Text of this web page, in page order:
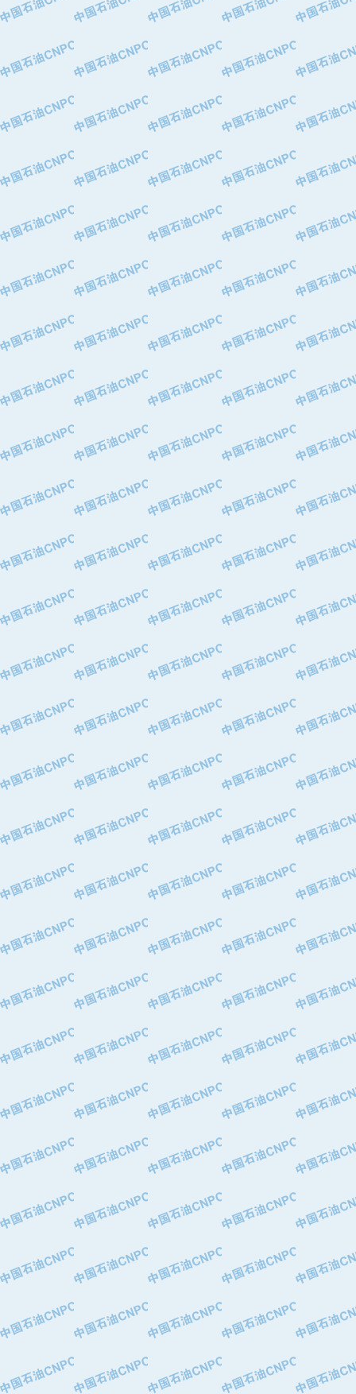
·中国石化镇海炼油化工股份有限公司
·重庆川东阀门制造有限公司
·三明高中压阀门有限公司
·宁波永泰塑料机械有限公司宁波高压
·上海人民企业集团有限公司
·西安巨力石油技术有限责任公司
·青岛汉缆股份有限公司
·厦门市榕兴新世纪石油设备制造有限
·大港油田集团中成机械制造有限公司
·承德司达石油装备开发公司
·四川明星电缆有限公司
·中国石油大庆石油化工总厂
·中国石油化工股份有限公司催化剂长
·北京长空工业有限公司
·北京中旭阳光石油天然气科技有限公
·托肯恒山科技（广州）有限公司
·北京德泰联华科技发展有限公司
·美钻石油钻采系统（上海）有限公司
·陕西爱瑞德控制工程有限公司
·成都皖东仪表电缆成套系统有限公司
·成都中寰机电设备有限公司
·河北保定天威集团特变电气有限公司
·中国石油辽阳石油化纤公司
·托肯恒山科技（广州）有限公司
·大庆油田飞马有限公司
·大庆油田有限责任公司
·中国石油华北油田公司
·中国石油锦西石化分公司
·天津钢管集团股份有限公司
·深圳市肯多斯实业发展有限公司
·瓦卢瑞克.曼内斯曼石油专用管（德
·无锡西姆莱斯石油专用管制造有限公
·武汉钢铁（集团）公司
·太原钢铁(集团)有限公司
·马鞍山钢铁股份有限公司
·中国石油天然气股份有限公司兰州石